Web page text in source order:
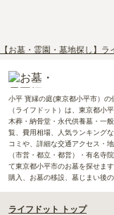
【お墓・霊園・墓地探し】ラ
小平 寳縁の庭(東京都小平市）の
（ライフドット）は、東京都小
木葬・納骨堂・永代供養墓・一
覧、費用相場、人気ランキング
コミや、詳細な交通アクセス・
（市営・都立・都営）・有名寺
て東京都小平市のお墓を探せま
購入、お墓の移設、墓じまい後
ライフドット トップ